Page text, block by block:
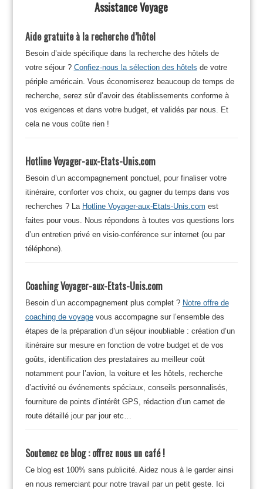
Assistance Voyage
Aide gratuite à la recherche d’hôtel
Besoin d’aide spécifique dans la recherche des hôtels de
votre séjour ? Confiez-nous la sélection des hôtels de votre
périple américain. Vous économiserez beaucoup de temps de
recherche, serez sûr d’avoir des établissements conforme à
vos exigences et dans votre budget, et validés par nous. Et
cela ne vous coûte rien !
Hotline Voyager-aux-Etats-Unis.com
Besoin d’un accompagnement ponctuel, pour finaliser votre
itinéraire, conforter vos choix, ou gagner du temps dans vos
recherches ? La Hotline Voyager-aux-Etats-Unis.com est
faites pour vous. Nous répondons à toutes vos questions lors
d’un entretien privé en visio-conférence sur internet (ou par
téléphone).
Coaching Voyager-aux-Etats-Unis.com
Besoin d’un accompagnement plus complet ? Notre offre de
coaching de voyagevous accompagne sur l’ensemble des
étapes de la préparation d’un séjour inoubliable : création d’un
itinéraire sur mesure en fonction de votre budget et de vos
goûts, identification des prestataires au meilleur coût
notamment pour l’avion, la voiture et les hôtels, recherche
d’activité ou événements spéciaux, conseils personnalisés,
fourniture de points d’intérêt GPS, rédaction d’un carnet de
route détaillé jour par jour etc…
Soutenez ce blog : offrez nous un café !
Ce blog est 100% sans publicité. Aidez nous à le garder ainsi
en nous remerciant pour notre travail par un petit geste. Ici